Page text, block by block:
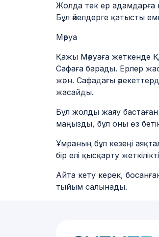
Жолда тек ер адамдарға
Бұл әйелдерге қатысты
Мәруа
Қажы Мәруаға жеткенде
Сафаға барады. Ерлер
жөн. Сафадағы
жасайды.
Бұл жолды жаяу бастаған
маңызды, бұл оны өз
Ұмраның бұл кезеңі
бір елі қысқарту
Айта кету керек,
тыйым салынады.